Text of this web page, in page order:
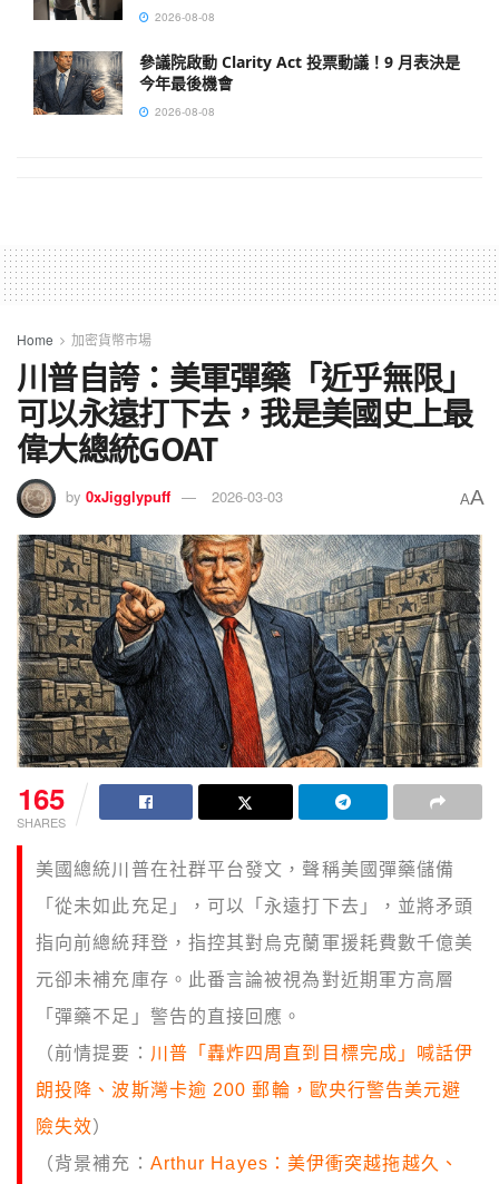
2026-08-08
參議院啟動 Clarity Act 投票動議！9 月表決是
今年最後機會
2026-08-08
Home 加密貨幣市場
川普自誇：美軍彈藥「近乎無限」
可以永遠打下去，我是美國史上最
偉大總統GOAT
by 0xJigglypuff 2026-03-03 AA
165
SHARES
美國總統川普在社群平台發文，聲稱美國彈藥儲備
「從未如此充足」，可以「永遠打下去」，並將矛頭
指向前總統拜登，指控其對烏克蘭軍援耗費數千億美
元卻未補充庫存。此番言論被視為對近期軍方高層
「彈藥不足」警告的直接回應。
（前情提要： 川普「轟炸四周直到目標完成」喊話伊
朗投降、波斯灣卡逾 200 郵輪，歐央行警告美元避
險失效）
（背景補充： Arthur Hayes：美伊衝突越拖越久、